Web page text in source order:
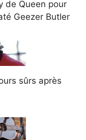
de Queen pour
Geezer Butler
sûrs après